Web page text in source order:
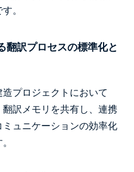
。
翻訳プロセスの標準化と
プロジェクトにおいて
訳メモリを共有し、連携
ュニケーションの効率化